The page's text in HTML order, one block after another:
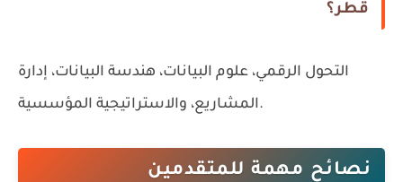
قطر؟
التحول الرقمي، علوم البيانات، هندسة البيانات، إدارة
المشاريع، والاستراتيجية المؤسسية.
نصائح مهمة للمتقدمين